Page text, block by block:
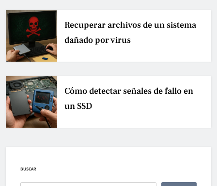
Recuperar archivos de un sistema
dañado por virus
Cómo detectar señales de fallo en
un SSD
BUSCAR